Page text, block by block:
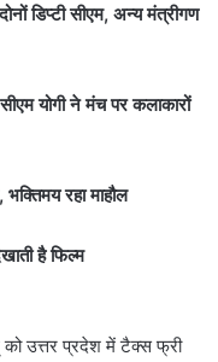
डिप्टी सीएम, अन्य मंत्रीगण
योगी ने मंच पर कलाकारों
रहा माहौल
है फिल्म
को उत्तर प्रदेश में टैक्स फ्री